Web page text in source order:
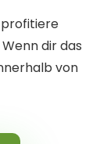
profitiere
dir das
von